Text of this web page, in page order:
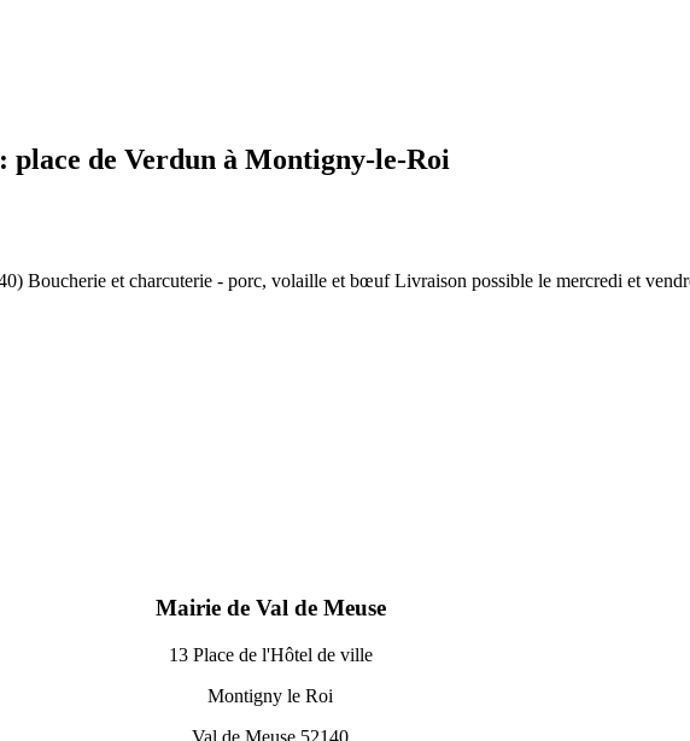
place de Verdun à Montigny-le-Roi
et charcuterie - porc, volaille et bœuf Livraison possible le mercredi et
Mairie de Val de Meuse
13 Place de l'Hôtel de ville
Montigny le Roi
Val de Meuse 52140